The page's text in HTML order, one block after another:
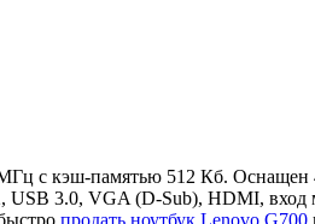
МГц с кэш-памятью 512 Кб.
USB 3.0, VGA (D-Sub), HDMI,
продать ноутбук Lenovo G700